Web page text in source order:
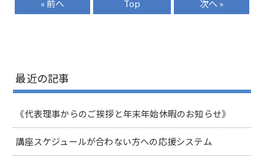
« 前へ Top 次へ »
最近の記事
《代表理事からのご挨拶と年末年始休暇のお知らせ》
講座スケジュールが合わない方への応援システム